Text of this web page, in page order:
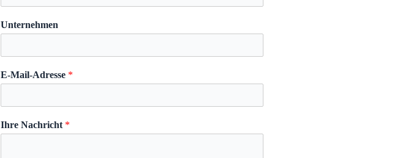
Unternehmen
E-Mail-Adresse *
Ihre Nachricht *